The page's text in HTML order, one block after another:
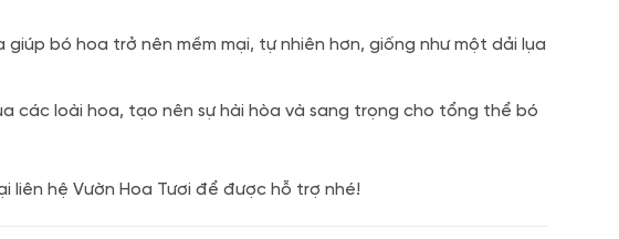
bó hoa trở nên mềm mại, tự nhiên hơn, giống như một dải lụa
các loài hoa, tạo nên sự hài hòa và sang trọng cho tổng thể bó
liên hệ Vườn Hoa Tươi để được hỗ trợ nhé!